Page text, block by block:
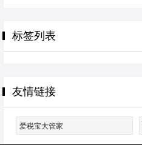
标签列表
友情链接
爱税宝大管家